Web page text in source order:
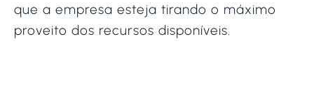
que a empresa esteja tirando o máximo
proveito dos recursos disponíveis.